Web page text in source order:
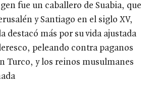
fue un caballero de Suabia, que
y Santiago en el siglo XV,
destacó más por su vida ajustada
peleando contra paganos
Turco, y los reinos musulmanes